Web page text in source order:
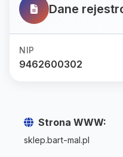
Dane
NIP
9462600302
Strona WWW:
sklep.bart-mal.pl